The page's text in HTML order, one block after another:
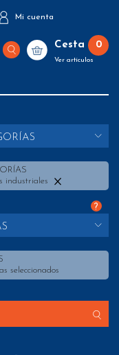
Mi cuenta
Cesta 0
Ver artículos
industriales
?
seleccionados